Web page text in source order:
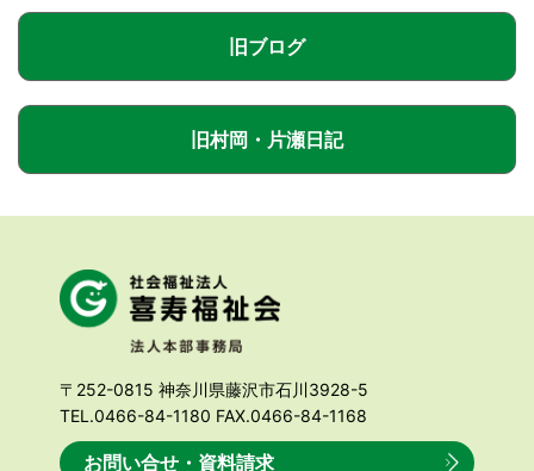
旧ブログ
旧村岡・片瀬日記
〒252-0815 神奈川県藤沢市石川3928-5
TEL.0466-84-1180 FAX.0466-84-1168
お問い合せ・資料請求